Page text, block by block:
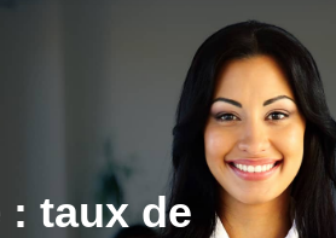
: taux de